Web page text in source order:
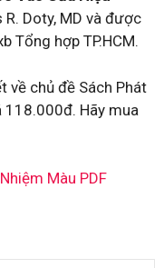
Doty, MD và được
Tổng hợp TP.HCM.
về chủ đề Sách Phát
118.000đ. Hãy mua
Màu PDF